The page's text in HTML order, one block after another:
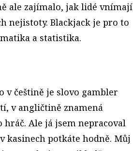
ale zajímalo, jak lidé vnímají
nejistoty. Blackjack je pro to
a statistika.
v češtině je slovo gambler
v angličtině znamená
hráč. Ale já jsem nepracoval
kasinech potkáte hodně. Můj